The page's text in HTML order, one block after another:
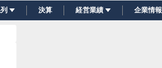
決算 経営業績 企業情報